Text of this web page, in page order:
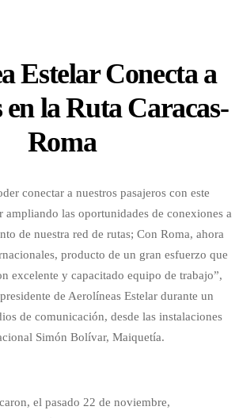
Estelar Conecta a
en la Ruta Caracas-
Roma
conectar a nuestros pasajeros con este
ampliando las oportunidades de conexiones a
de nuestra red de rutas; Con Roma, ahora
producto de un gran esfuerzo que
excelente y capacitado equipo de trabajo”,
de Aerolíneas Estelar durante un
de comunicación, desde las instalaciones
Simón Bolívar, Maiquetía.
el pasado 22 de noviembre,